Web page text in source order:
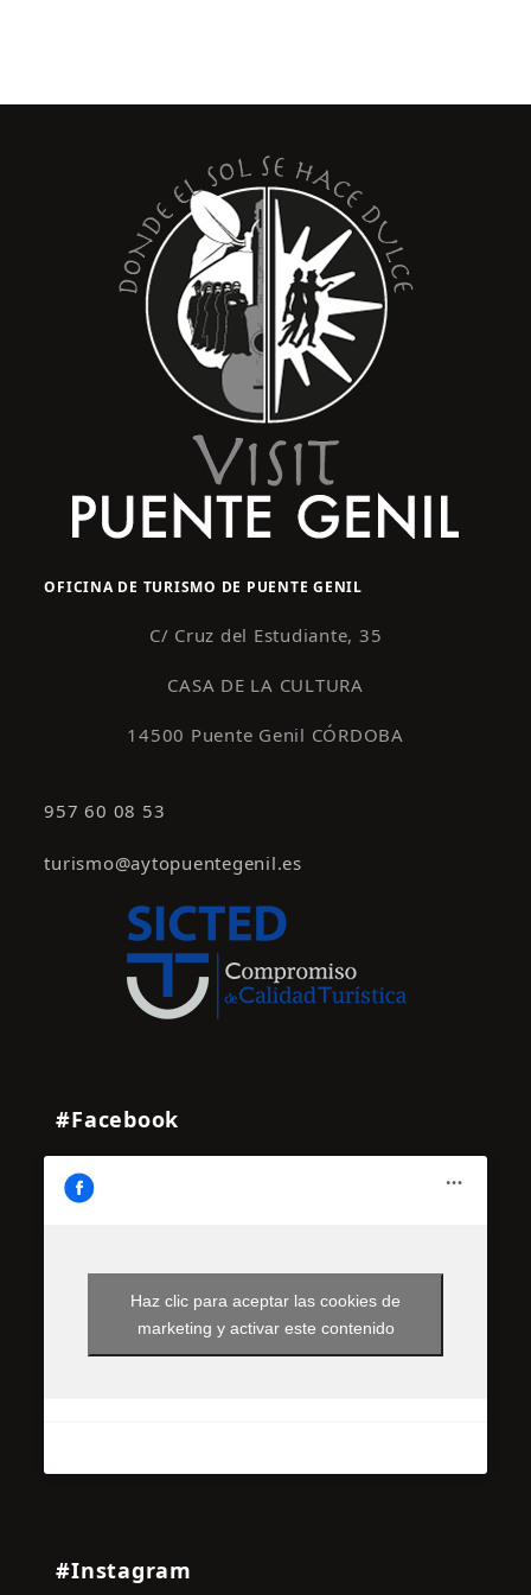
OFICINA DE TURISMO DE PUENTE GENIL
C/ Cruz del Estudiante, 35
CASA DE LA CULTURA
14500 Puente Genil CÓRDOBA
957 60 08 53
turismo@aytopuentegenil.es
#Facebook
Haz clic para aceptar las cookies de
marketing y activar este contenido
#Instagram